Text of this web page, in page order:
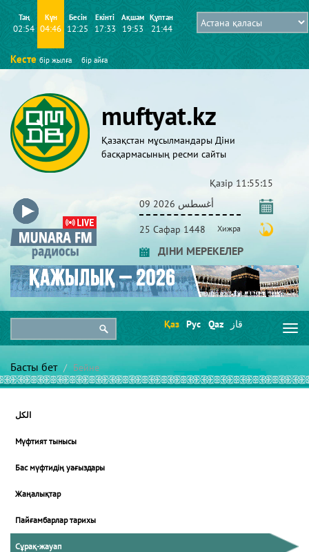
Таң
02:54
Күн
04:46
Бесін
12:25
Екінті
17:33
Ақшам
19:53
Құптан
21:44
Кесте бір жылға бір айға
muftyat.kz
Қазақстан мұсылмандары Діни
басқармасының ресми сайты
Қазір 11:55:15
09 أغسطس 2026
25 Сафар 1448 Хижра
ДІНИ МЕРЕКЕЛЕР
Қаз Рус Qaz قاز
Басты бет Бейне
الكل
Мүфтият тынысы
Бас мүфтидің уағыздары
Жаңалықтар
Пайғамбарлар тарихы
Сұрақ-жауап